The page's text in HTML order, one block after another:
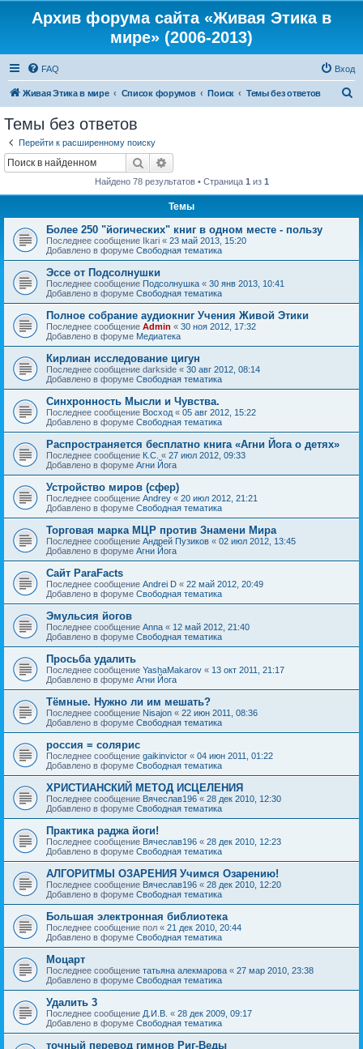
Архив форума сайта «Живая Этика в
мире» (2006-2013)
FAQ Вход
Живая Этика в мире Список форумов Поиск Темы без ответов
Темы без ответов
Перейти к расширенному поиску
Поиск
Найдено 78 результатов • Страница 1 из 1
Темы
Более 250 "йогических" книг в одном месте - пользу
Последнее сообщение Ikari « 23 май 2013, 15:20
Добавлено в форуме Свободная тематика
Эссе от Подсолнушки
Последнее сообщение Подсолнушка « 30 янв 2013, 10:41
Добавлено в форуме Свободная тематика
Полное собрание аудиокниг Учения Живой Этики
Последнее сообщение Admin « 30 ноя 2012, 17:32
Добавлено в форуме Медиатека
Кирлиан исследование цигун
Последнее сообщение darkside « 30 авг 2012, 08:14
Добавлено в форуме Свободная тематика
Синхронность Мысли и Чувства.
Последнее сообщение Восход « 05 авг 2012, 15:22
Добавлено в форуме Свободная тематика
Распространяется бесплатно книга «Агни Йога о детях»
Последнее сообщение К.С. « 27 июл 2012, 09:33
Добавлено в форуме Агни Йога
Устройство миров (сфер)
Последнее сообщение Andrey « 20 июл 2012, 21:21
Добавлено в форуме Свободная тематика
Торговая марка МЦР против Знамени Мира
Последнее сообщение Андрей Пузиков « 02 июл 2012, 13:45
Добавлено в форуме Агни Йога
Сайт ParaFacts
Последнее сообщение Andrei D « 22 май 2012, 20:49
Добавлено в форуме Свободная тематика
Эмульсия йогов
Последнее сообщение Anna « 12 май 2012, 21:40
Добавлено в форуме Свободная тематика
Просьба удалить
Последнее сообщение YashaMakarov « 13 окт 2011, 21:17
Добавлено в форуме Агни Йога
Тёмные. Нужно ли им мешать?
Последнее сообщение Nisajon « 22 июн 2011, 08:36
Добавлено в форуме Свободная тематика
россия = солярис
Последнее сообщение gaikinvictor « 04 июн 2011, 01:22
Добавлено в форуме Свободная тематика
ХРИСТИАНСКИЙ МЕТОД ИСЦЕЛЕНИЯ
Последнее сообщение Вячеслав196 « 28 дек 2010, 12:30
Добавлено в форуме Свободная тематика
Практика раджа йоги!
Последнее сообщение Вячеслав196 « 28 дек 2010, 12:23
Добавлено в форуме Свободная тематика
АЛГОРИТМЫ ОЗАРЕНИЯ Учимся Озарению!
Последнее сообщение Вячеслав196 « 28 дек 2010, 12:20
Добавлено в форуме Свободная тематика
Большая электронная библиотека
Последнее сообщение пол « 21 дек 2010, 20:44
Добавлено в форуме Свободная тематика
Моцарт
Последнее сообщение татьяна алекмарова « 27 мар 2010, 23:38
Добавлено в форуме Свободная тематика
Удалить 3
Последнее сообщение Д.И.В. « 28 дек 2009, 09:17
Добавлено в форуме Свободная тематика
точный перевод гимнов Риг-Веды